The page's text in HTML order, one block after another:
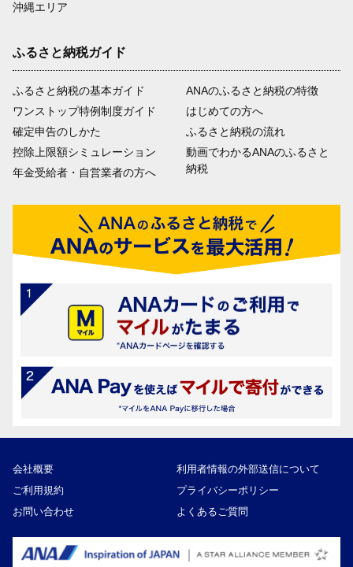
沖縄エリア
ふるさと納税ガイド
ふるさと納税の基本ガイド
ワンストップ特例制度ガイド
確定申告のしかた
控除上限額シミュレーション
年金受給者・自営業者の方へ
ANAのふるさと納税の特徴
はじめての方へ
ふるさと納税の流れ
動画でわかるANAのふるさと
納税
会社概要
利用者情報の外部送信について
ご利用規約
プライバシーポリシー
お問い合わせ
よくあるご質問